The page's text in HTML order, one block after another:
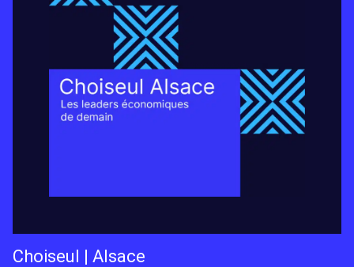
Choiseul | Alsace